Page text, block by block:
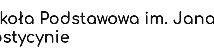
Podstawowa im.